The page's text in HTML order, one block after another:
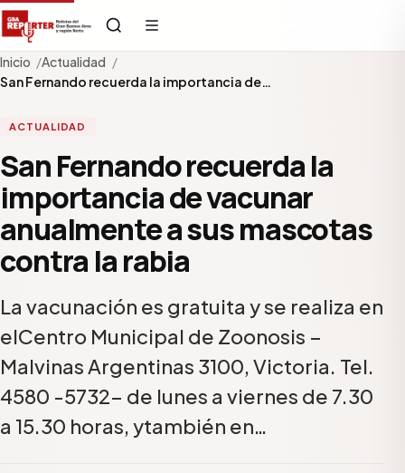
Inicio
Actualidad
San Fernando recuerda la importancia de…
ACTUALIDAD
San Fernando recuerda la
importancia de vacunar
anualmente a sus mascotas
contra la rabia
La vacunación es gratuita y se realiza en
elCentro Municipal de Zoonosis –
Malvinas Argentinas 3100, Victoria. Tel.
4580 -5732- de lunes a viernes de 7.30
a 15.30 horas, ytambién en…